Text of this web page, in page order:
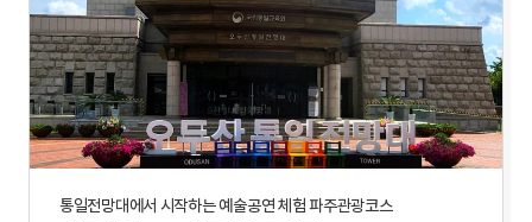
통일전망대에서 시작하는 예술공연 체험 파주관광코스